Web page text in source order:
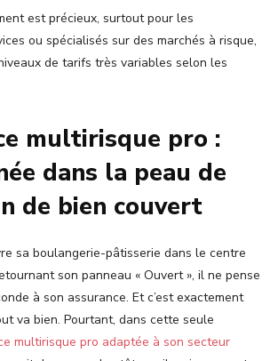
est précieux, surtout pour les
ou spécialisés sur des marchés à risque,
de tarifs très variables selon les
multirisque pro :
dans la peau de
de bien couvert
sa boulangerie-pâtisserie dans le centre
son panneau « Ouvert », il ne pense
à son assurance. Et c’est exactement
va bien. Pourtant, dans cette seule
multirisque pro adaptée à son secteur